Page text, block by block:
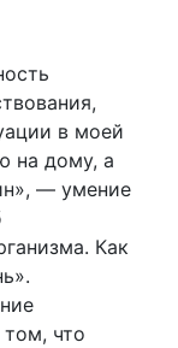
в моей
на дому, а
— умение
Как
том, что